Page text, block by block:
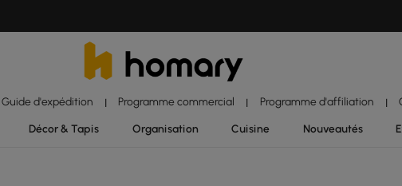
Guide d'expédition | Programme commercial | Programme d'affiliation |
Décor & Tapis Organisation Cuisine Nouveautés